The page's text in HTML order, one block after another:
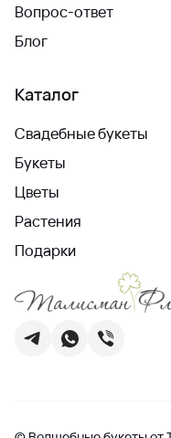
Вопрос-ответ
Блог
Каталог
Свадебные букеты
Букеты
Цветы
Растения
Подарки